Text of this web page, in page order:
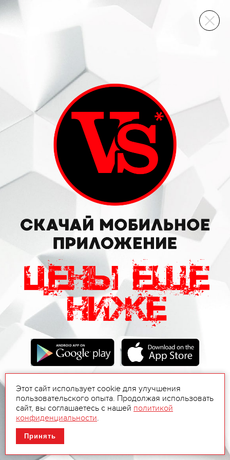
ВИННЫЙ СКЛАД
Этот сайт использует cookie для улучшения
пользовательского опыта. Продолжая использовать
сайт, вы соглашаетесь с нашей политикой
конфиденциальности.
Принять